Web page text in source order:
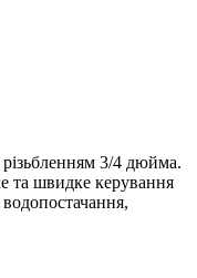
3/4 дюйма.
та швидке керування